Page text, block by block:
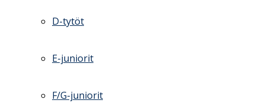
D-tytöt
E-juniorit
F/G-juniorit